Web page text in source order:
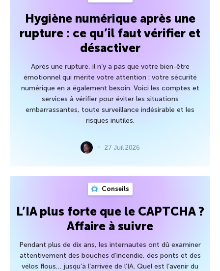
Hygiène numérique après une
rupture : ce qu’il faut vérifier et
désactiver
Après une rupture, il n’y a pas que votre bien-être
émotionnel qui mérite votre attention : votre sécurité
numérique en a également besoin. Voici les comptes et
services à vérifier pour éviter les situations
embarrassantes, toute surveillance indésirable et les
risques inutiles.
27 Juil 2026
Conseils
L’IA plus forte que le CAPTCHA ?
Affaire à suivre
Pendant plus de dix ans, les internautes ont dû examiner
attentivement des bouches d’incendie, des ponts et des
vélos flous… jusqu’à l’arrivée de l’IA. Quel est l’avenir du